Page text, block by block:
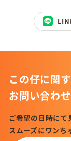
この仔に関
お問い合わ
ご希望の日時にて
スムーズにワンち